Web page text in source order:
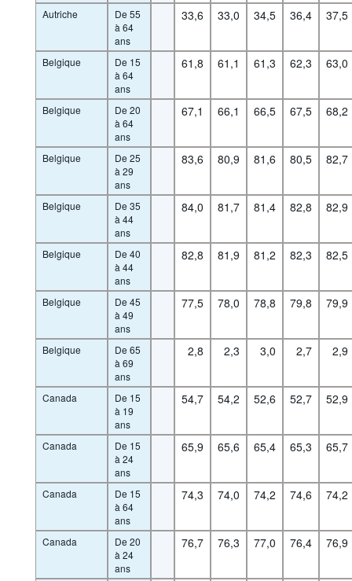
Autriche
De 55
à 64
ans
33,6 33,0 34,5 36,4 37,5
Belgique
De 15
à 64
ans
61,8 61,1 61,3 62,3 63,0
Belgique
De 20
à 64
ans
67,1 66,1 66,5 67,5 68,2
Belgique
De 25
à 29
ans
83,6 80,9 81,6 80,5 82,7
Belgique
De 35
à 44
ans
84,0 81,7 81,4 82,8 82,9
Belgique
De 40
à 44
ans
82,8 81,9 81,2 82,3 82,5
Belgique
De 45
à 49
ans
77,5 78,0 78,8 79,8 79,9
Belgique
De 65
à 69
ans
2,8 2,3 3,0 2,7 2,9
Canada
De 15
à 19
ans
54,7 54,2 52,6 52,7 52,9
Canada
De 15
à 24
ans
65,9 65,6 65,4 65,3 65,7
Canada
De 15
à 64
ans
74,3 74,0 74,2 74,6 74,2
Canada
De 20
à 24
ans
76,7 76,3 77,0 76,4 76,9